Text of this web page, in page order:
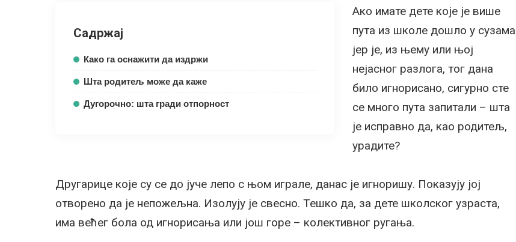
Садржај
Како га оснажити да издржи
Шта родитељ може да каже
Дугорочно: шта гради отпорност
Ако имате дете које је више
пута из школе дошло у сузама
јер је, из њему или њој
нејасног разлога, тог дана
било игнорисано, сигурно сте
се много пута запитали – шта
је исправно да, као родитељ,
урадите?
Другарице које су се до јуче лепо с њом играле, данас је игноришу. Показују јој
отворено да је непожељна. Изолују је свесно. Тешко да, за дете школског узраста,
има већег бола од игнорисања или још горе – колективног ругања.